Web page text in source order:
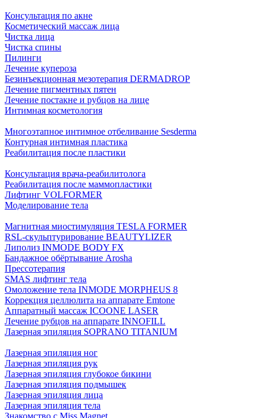
Консультация по акне
Косметический массаж лица
Чистка лица
Чистка спины
Пилинги
Лечение купероза
Безинъекционная мезотерапия DERMADROP
Лечение пигментных пятен
Лечение постакне и рубцов на лице
Интимная косметология
Многоэтапное интимное отбеливание Sesderma
Контурная интимная пластика
Реабилитация после пластики
Консультация врача-реабилитолога
Реабилитация после маммопластики
Лифтинг VOLFORMER
Моделирование тела
Магнитная миостимуляция TESLA FORMER
RSL-скульптурирование BEAUTYLIZER
Липолиз INMODE BODY FX
Бандажное обёртывание Arosha
Прессотерапия
SMAS лифтинг тела
Омоложение тела INMODE MORPHEUS 8
Коррекция целлюлита на аппарате Emtone
Аппаратный массаж ICOONE LASER
Лечение рубцов на аппарате INNOFILL
Лазерная эпиляция SOPRANO TITANIUM
Лазерная эпиляция ног
Лазерная эпиляция рук
Лазерная эпиляция глубокое бикини
Лазерная эпиляция подмышек
Лазерная эпиляция лица
Лазерная эпиляция тела
Знакомство с Miss Magnet